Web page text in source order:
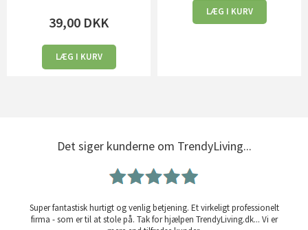
39,00 DKK
LÆG I KURV
LÆG I KURV
Det siger kunderne om TrendyLiving...
Super fantastisk hurtigt og venlig betjening. Et virkeligt professionelt
firma - som er til at stole på. Tak for hjælpen TrendyLiving.dk... Vi er